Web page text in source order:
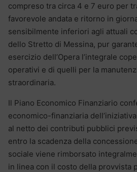
compreso tra circa 4 e 7 euro per
favorevole andata e ritorno in
sensibilmente inferiori agli attuali
dello Stretto di Messina, pur
esercizio dell’Opera l’integrale
operativi e di quelli per la
straordinaria.
Il Piano Economico Finanziario
economico-finanziaria
al netto dei contributi pubblici
entro la scadenza della
sociale viene rimborsato
in linea con il costo della provvista